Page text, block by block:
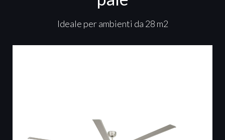
Ideale per ambienti da 28 m2